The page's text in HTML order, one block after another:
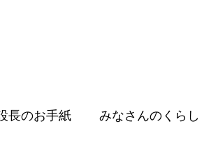
長のお手紙 みなさんのくらし